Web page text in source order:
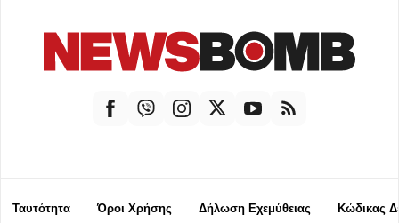
Ταυτότητα Όροι Χρήσης Δήλωση Εχεμύθειας Κώδικας